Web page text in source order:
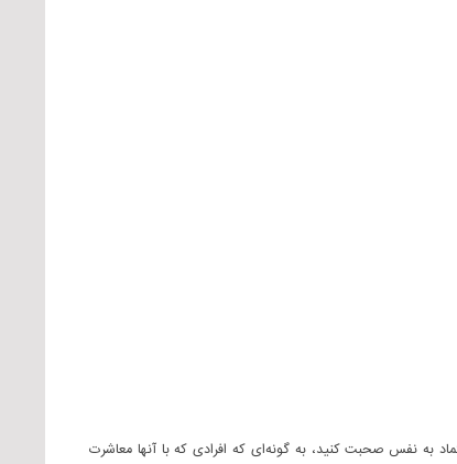
به نفس صحبت کنید، به گونه‌ای که افرادی که با آنها معاشرت